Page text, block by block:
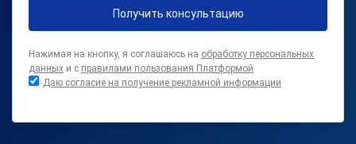
Получить консультацию
Нажимая на кнопку, я соглашаюсь на обработку персональных
данных и с правилами пользования Платформой
Даю согласие на получение рекламной информации